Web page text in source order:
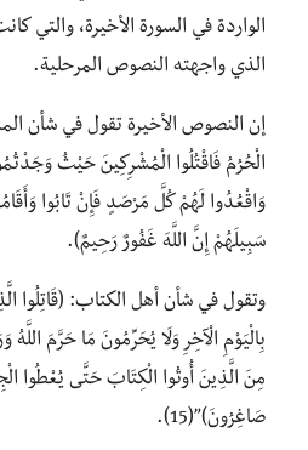
الواردة في السورة الأخيرة، والتي
الذي واجهته النصوص المرحلية.
إن النصوص الأخيرة تقول في شأن
الْحُرُمُ فَاقْتُلُوا الْمُشْرِكِينَ حَيْثُ
وَاقْعُدُوا لَهُمْ كُلَّ مَرْصَدٍ فَإِنْ تَابُوا
سَبِيلَهُمْ إِنَّ اللَّهَ غَفُورٌ رَحِيمٌ).
وتقول في شأن أهل الكتاب: (قَاتِلُوا
بِالْيَوْمِ الْآخِرِ وَلَا يُحَرِّمُونَ مَا حَرَّمَ
مِنَ الَّذِينَ أُوتُوا الْكِتَابَ حَتَّى يُعْطُوا
صَاغِرُونَ)”(15).